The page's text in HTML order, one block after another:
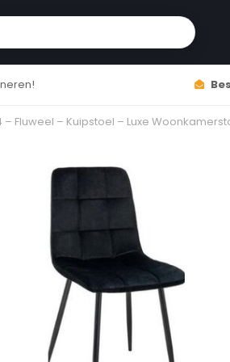
Fluweel – Kuipstoel – Luxe